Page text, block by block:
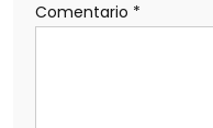
Comentario *